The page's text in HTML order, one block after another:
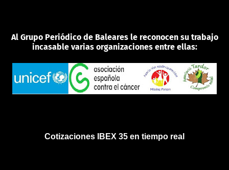
Al Grupo Periódico de Baleares le reconocen su trabajo
incasable varias organizaciones entre ellas:
Cotizaciones IBEX 35 en tiempo real